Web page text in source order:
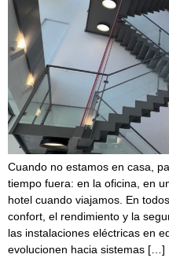
Cuando no estamos en casa,
tiempo fuera: en la oficina, en
hotel cuando viajamos. En
confort, el rendimiento y la
las instalaciones eléctricas en
evolucionen hacia sistemas […]